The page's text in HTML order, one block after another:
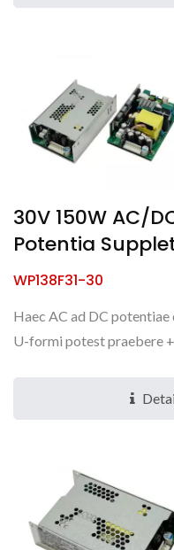
30V 150W AC/
Potentia
WP138F31-30
Haec AC ad DC
U-formi potest praebere
Ob continuas